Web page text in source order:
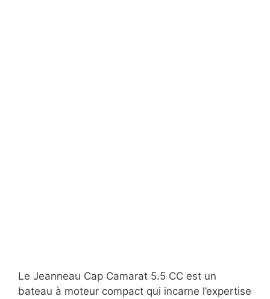
Le Jeanneau Cap Camarat 5.5 CC est un
bateau à moteur compact qui incarne l’expertise